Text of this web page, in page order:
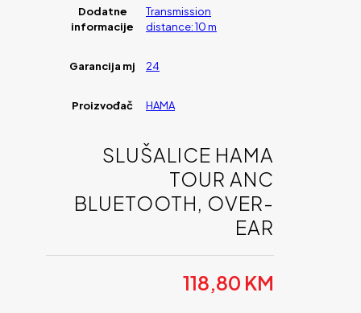
Dodatne
informacije
Transmission
distance: 10 m
Garancija mj 24
Proizvođač HAMA
SLUŠALICE HAMA
TOUR ANC
BLUETOOTH, OVER-
EAR
118,80 KM